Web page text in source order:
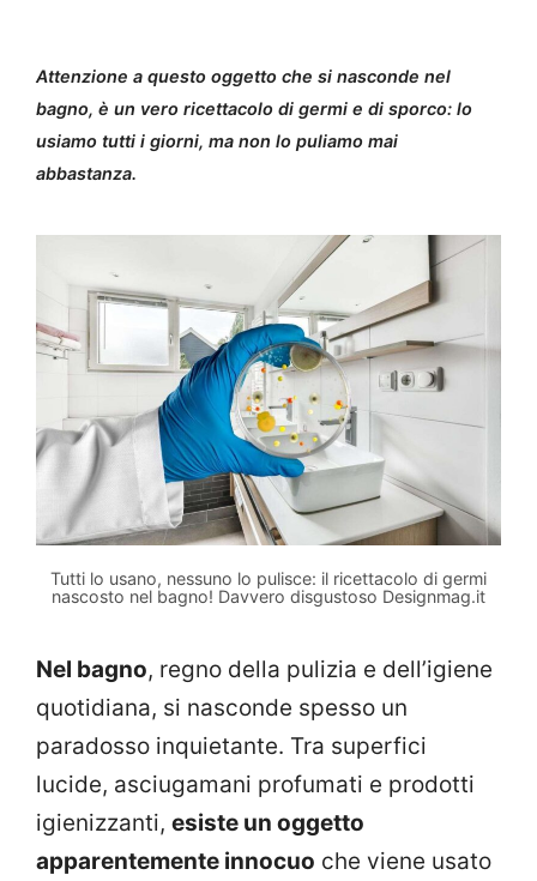
Attenzione a questo oggetto che si nasconde nel
bagno, è un vero ricettacolo di germi e di sporco: lo
usiamo tutti i giorni, ma non lo puliamo mai
abbastanza.
Tutti lo usano, nessuno lo pulisce: il ricettacolo di germi
nascosto nel bagno! Davvero disgustoso Designmag.it
Nel bagno, regno della pulizia e dell’igiene
quotidiana, si nasconde spesso un
paradosso inquietante. Tra superfici
lucide, asciugamani profumati e prodotti
igienizzanti, esiste un oggetto
apparentemente innocuo che viene usato